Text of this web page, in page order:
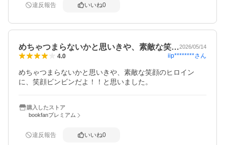
違反報告 いいね0
めちゃつまらないかと思いきや、素敵な笑…2026/05/14
4.0 iip********さん
めちゃつまらないかと思いきや、素敵な笑顔のヒロイン
購入したストア
bookfanプレミアム
違反報告 いいね0